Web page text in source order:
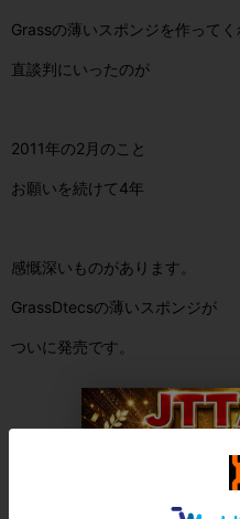
Grassの薄いスポンジを作ってく
直談判にいったのが
2011年の2月のこと
お願いを続けて4年
感慨深いものがあります。
GrassDtecsの薄いスポンジが
ついに発売です。
メーカー在庫が切れた場合